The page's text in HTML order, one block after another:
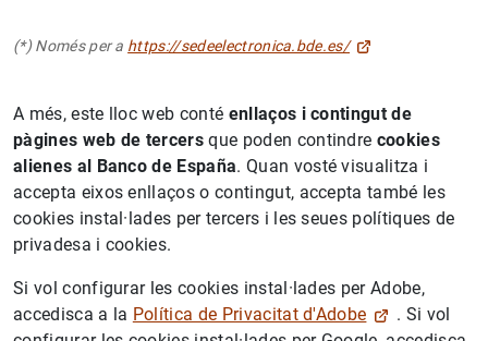
(*) Només per a https://sedeelectronica.bde.es/
A més, este lloc web conté enllaços i contingut de
pàgines web de tercers que poden contindre cookies
alienes al Banco de España. Quan vosté visualitza i
accepta eixos enllaços o contingut, accepta també les
cookies instal·lades per tercers i les seues polítiques de
privadesa i cookies.
Si vol configurar les cookies instal·lades per Adobe,
accedisca a la Política de Privacitat d'Adobe
. Si vol